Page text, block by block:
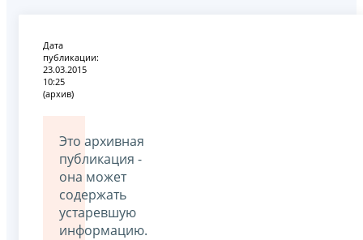
Дата
публикации:
23.03.2015
10:25
(архив)
Это архивная
публикация -
она может
содержать
устаревшую
информацию.